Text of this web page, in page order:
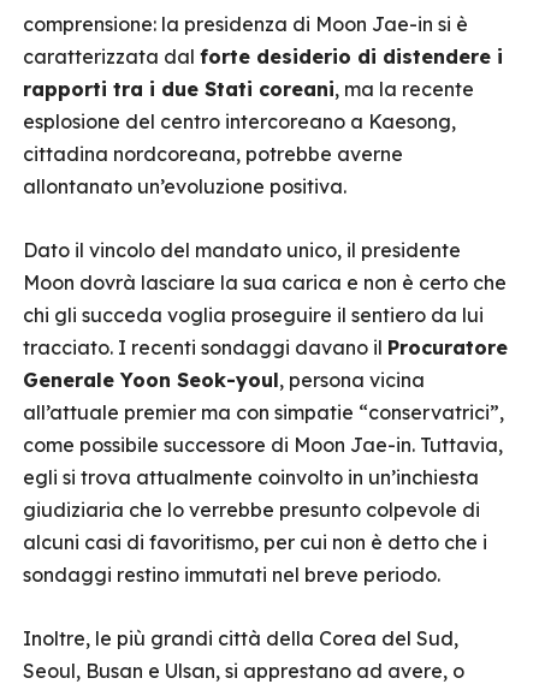
comprensione: la presidenza di Moon Jae-in si è
caratterizzata dal forte desiderio di distendere i
rapporti tra i due Stati coreani, ma la recente
esplosione del centro intercoreano a Kaesong,
cittadina nordcoreana, potrebbe averne
allontanato un’evoluzione positiva.
Dato il vincolo del mandato unico, il presidente
Moon dovrà lasciare la sua carica e non è certo che
chi gli succeda voglia proseguire il sentiero da lui
tracciato. I recenti sondaggi davano il Procuratore
Generale Yoon Seok-youl, persona vicina
all’attuale premier ma con simpatie “conservatrici”,
come possibile successore di Moon Jae-in. Tuttavia,
egli si trova attualmente coinvolto in un’inchiesta
giudiziaria che lo verrebbe presunto colpevole di
alcuni casi di favoritismo, per cui non è detto che i
sondaggi restino immutati nel breve periodo.
Inoltre, le più grandi città della Corea del Sud,
Seoul, Busan e Ulsan, si apprestano ad avere, o